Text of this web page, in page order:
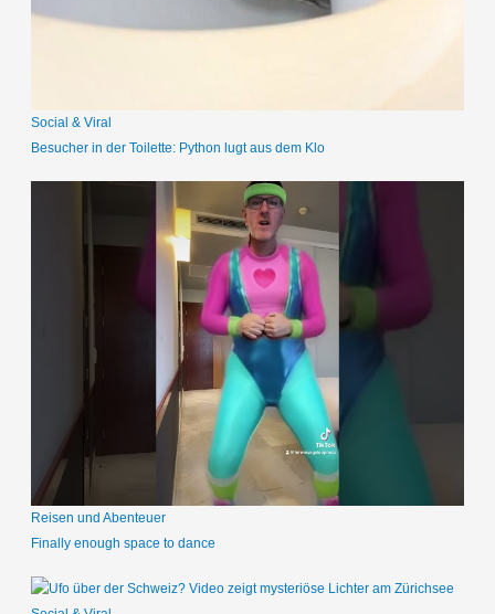
c
Social & Viral
Besucher in der Toilette: Python lugt aus dem Klo
Reisen und Abenteuer
Finally enough space to dance